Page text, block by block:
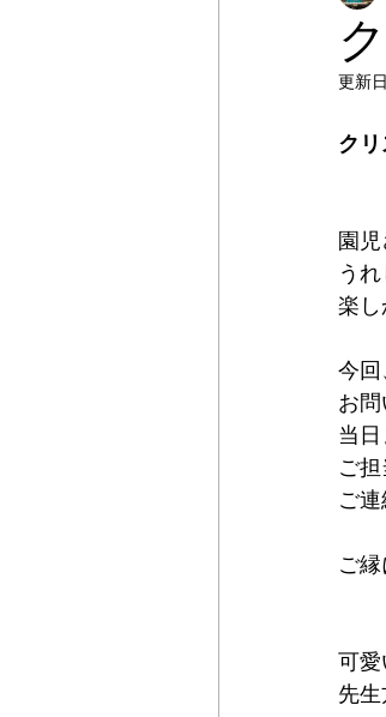
更新
ク
園
う
楽し
今回
お
当
ご
ご連
ご
可
先